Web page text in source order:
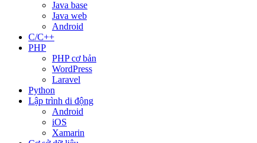
Java base
Java web
Android
C/C++
PHP
PHP cơ bản
WordPress
Laravel
Python
Lập trình di động
Android
iOS
Xamarin